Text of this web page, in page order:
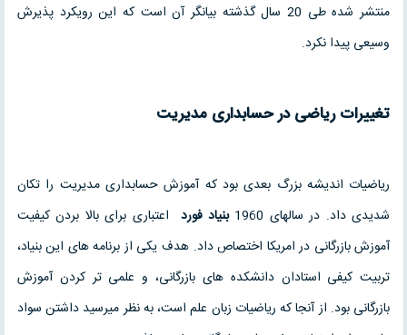
منتشر شده طی 20 سال گذشته بیانگر آن‌ است که این رویکرد پذیرش
وسیعی پیدا نکرد.
تغییرات ریاضی در حسابداری مدیریت
ریاضیات اندیشه بزرگ بعدی بود که آموزش حسابداری مدیریت را تکان
شدیدی داد. در سالهای 1960
بنیاد فورد اعتباری برای بالا بردن کیفیت
آموزش بازرگانی در امریکا اختصاص داد. هدف یکی از برنامه های این بنیاد،
تربیت کیفی استادان دانشکده های بازرگانی، و علمی‏ تر کردن آموزش
بازرگانی بود. از آنجا که ریاضیات زبان علم است، به نظر می‏رسید داشتن سواد